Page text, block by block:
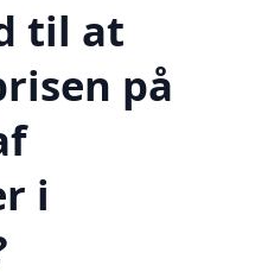
til at
på
i